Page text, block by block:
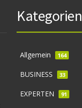
Kategorien
Allgemein 164
BUSINESS 33
EXPERTEN 91